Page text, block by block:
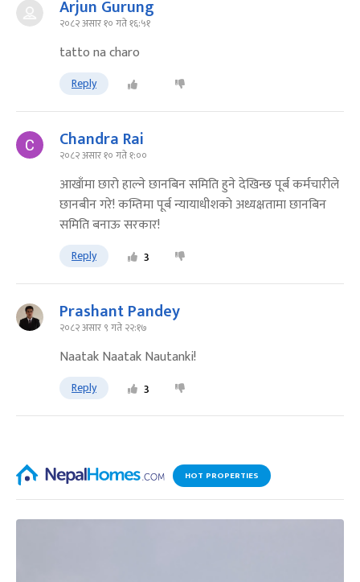
Arjun Gurung
२०८२ असार १० गते १६:५१
tatto na charo
Reply
Chandra Rai
२०८२ असार १० गते १:००
आखाँमा छारो हाल्ने छानबिन समिति हुने देखिन्छ पूर्ब कर्मचारीले
छानबीन गरे! कम्तिमा पूर्ब न्यायाधीशको अध्यक्षतामा छानबिन
समिति बनाऊ सरकार!
Reply 3
Prashant Pandey
२०८२ असार ९ गते २२:१७
Naatak Naatak Nautanki!
Reply 3
HOT PROPERTIES